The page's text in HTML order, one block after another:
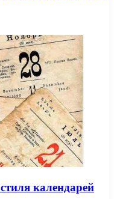
календарей